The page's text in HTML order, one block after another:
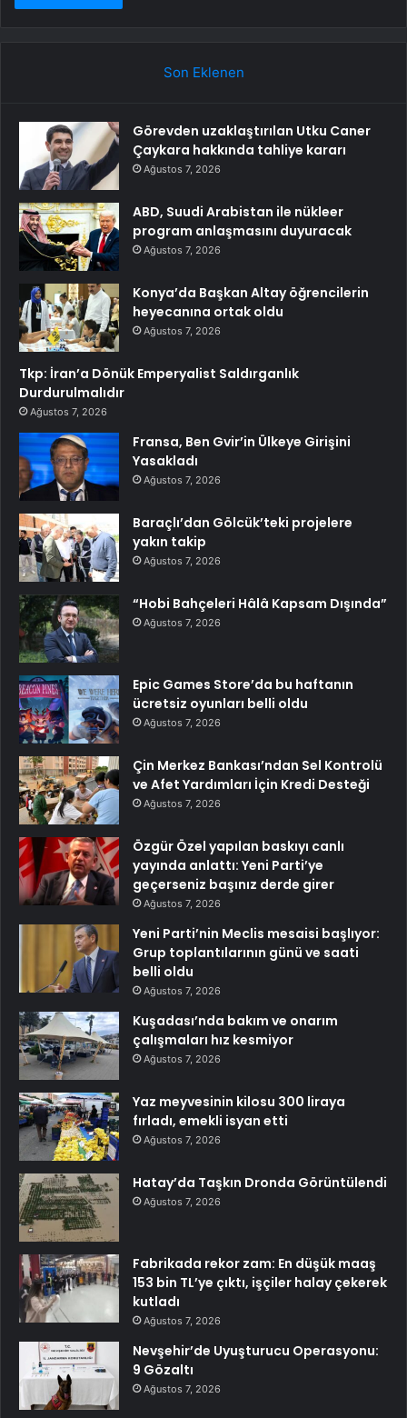
Son Eklenen
Görevden uzaklaştırılan Utku Caner
Çaykara hakkında tahliye kararı
Ağustos 7, 2026
ABD, Suudi Arabistan ile nükleer
program anlaşmasını duyuracak
Ağustos 7, 2026
Konya’da Başkan Altay öğrencilerin
heyecanına ortak oldu
Ağustos 7, 2026
Tkp: İran’a Dönük Emperyalist Saldırganlık
Durdurulmalıdır
Ağustos 7, 2026
Fransa, Ben Gvir’in Ülkeye Girişini
Yasakladı
Ağustos 7, 2026
Baraçlı’dan Gölcük’teki projelere
yakın takip
Ağustos 7, 2026
“Hobi Bahçeleri Hâlâ Kapsam Dışında”
Ağustos 7, 2026
Epic Games Store’da bu haftanın
ücretsiz oyunları belli oldu
Ağustos 7, 2026
Çin Merkez Bankası’ndan Sel Kontrolü
ve Afet Yardımları İçin Kredi Desteği
Ağustos 7, 2026
Özgür Özel yapılan baskıyı canlı
yayında anlattı: Yeni Parti’ye
geçerseniz başınız derde girer
Ağustos 7, 2026
Yeni Parti’nin Meclis mesaisi başlıyor:
Grup toplantılarının günü ve saati
belli oldu
Ağustos 7, 2026
Kuşadası’nda bakım ve onarım
çalışmaları hız kesmiyor
Ağustos 7, 2026
Yaz meyvesinin kilosu 300 liraya
fırladı, emekli isyan etti
Ağustos 7, 2026
Hatay’da Taşkın Dronda Görüntülendi
Ağustos 7, 2026
Fabrikada rekor zam: En düşük maaş
153 bin TL’ye çıktı, işçiler halay çekerek
kutladı
Ağustos 7, 2026
Nevşehir’de Uyuşturucu Operasyonu:
9 Gözaltı
Ağustos 7, 2026